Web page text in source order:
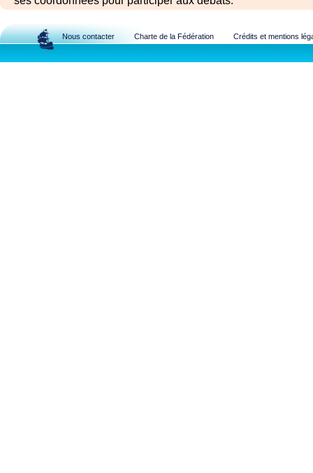
Nous contacter Charte de la Fédération Crédits et mentions